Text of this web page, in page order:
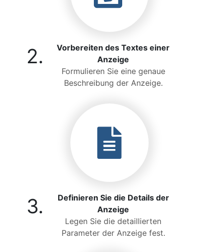
2.
Vorbereiten des Textes einer
Anzeige
Formulieren Sie eine genaue
Beschreibung der Anzeige.
3.
Definieren Sie die Details der
Anzeige
Legen Sie die detaillierten
Parameter der Anzeige fest.